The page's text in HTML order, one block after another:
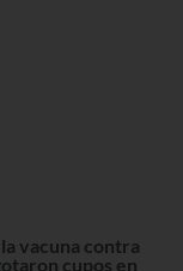
vacuna contra
cupos en